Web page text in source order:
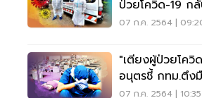
ป่วยโควิด-19 ก
07 ก.ค. 2564 |
"เตียงผู้ป่วยโค
อนุตรชี้ กทม.ตึง
จริงจัง
07 ก.ค. 2564 |